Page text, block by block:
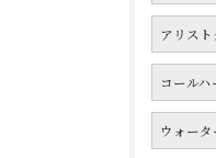
アリスト
コールハ
ウォータ